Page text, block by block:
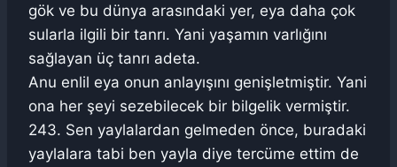
gök ve bu dünya arasındaki yer, eya daha çok
sularla ilgili bir tanrı. Yani yaşamın varlığını
sağlayan üç tanrı adeta.
Anu enlil eya onun anlayışını genişletmiştir. Yani
ona her şeyi sezebilecek bir bilgelik vermiştir.
243. Sen yaylalardan gelmeden önce, buradaki
yaylalara tabi ben yayla diye tercüme ettim de